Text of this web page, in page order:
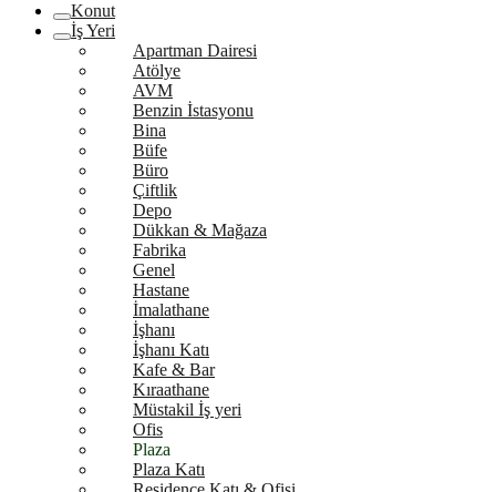
Konut
İş Yeri
Apartman Dairesi
Atölye
AVM
Benzin İstasyonu
Bina
Büfe
Büro
Çiftlik
Depo
Dükkan & Mağaza
Fabrika
Genel
Hastane
İmalathane
İşhanı
İşhanı Katı
Kafe & Bar
Kıraathane
Müstakil İş yeri
Ofis
Plaza
Plaza Katı